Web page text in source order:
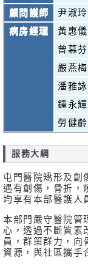
顧問護師
尹淑玲
病房經理
黃惠儀
曾慕芬
嚴燕梅
潘雅詠
鍾永輝
勞健齡
服務大綱
屯門醫院矯形及創
遇有創傷，骨折，
均享有本部醫護人
本部門嚴守醫院管
心，透過不斷質素
員，群策群力，向
資源，與社區攜手